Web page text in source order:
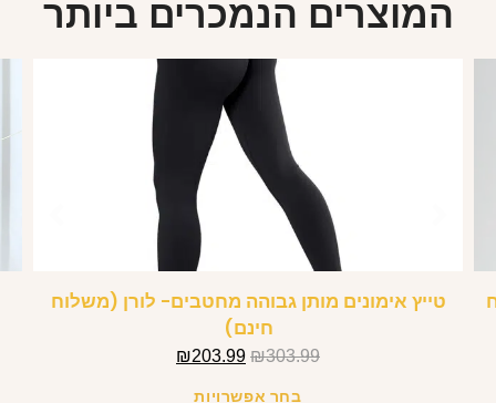
המוצרים הנמכרים ביותר
טייץ אימונים מותן גבוהה מחטבים- לורן (משלוח
חינם)
₪303.99
₪203.99
בחר אפשרויות